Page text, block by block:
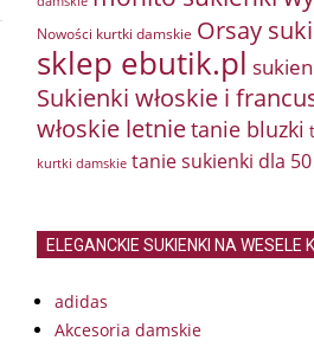
Nowości kurtki damskie Orsay
sklep ebutik.pl
Sukienki włoskie i
włoskie letnietanie bluzki
kurtki damskie tanie sukienki dla
ELEGANCKIE SUKIENKI NA WESELE
adidas
Akcesoria damskie